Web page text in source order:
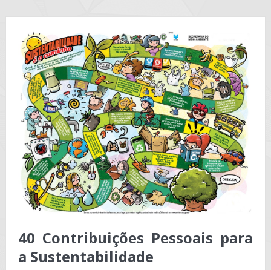
40 Contribuições Pessoais para
a Sustentabilidade